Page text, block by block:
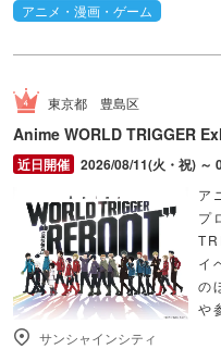
アニメ・漫画・ゲーム
東京都 豊島区
Anime WORLD TRIGGER
2026/08/11(火・祝) ～
ア
プ
イ
の
や
サンシャインシティ